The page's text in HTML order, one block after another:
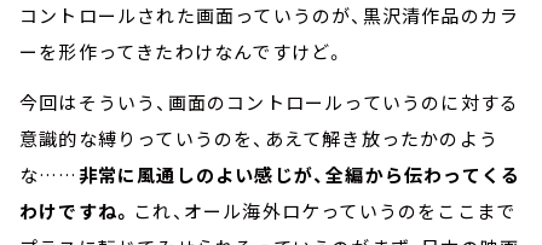
コントロールされた画面っていうのが、黒沢清作品のカラ
ーを形作ってきたわけなんですけど。
今回はそういう、画面のコントロールっていうのに対する
意識的な縛りっていうのを、あえて解き放ったかのよう
な……非常に風通しのよい感じが、全編から伝わってくる
わけですね。 これ、オール海外ロケっていうのをここまで